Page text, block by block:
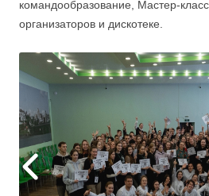
командообразование, Мастер-
организаторов и дискотеке.